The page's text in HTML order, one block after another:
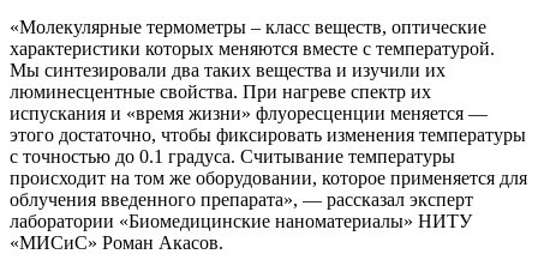
«Молекулярные термометры – класс веществ, оптические
характеристики которых меняются вместе с температурой.
Мы синтезировали два таких вещества и изучили их
люминесцентные свойства. При нагреве спектр их
испускания и «время жизни» флуоресценции меняется —
этого достаточно, чтобы фиксировать изменения температуры
с точностью до 0.1 градуса. Считывание температуры
происходит на том же оборудовании, которое применяется для
облучения введенного препарата», — рассказал эксперт
лаборатории «Биомедицинские наноматериалы» НИТУ
«МИСиС» Роман Акасов.